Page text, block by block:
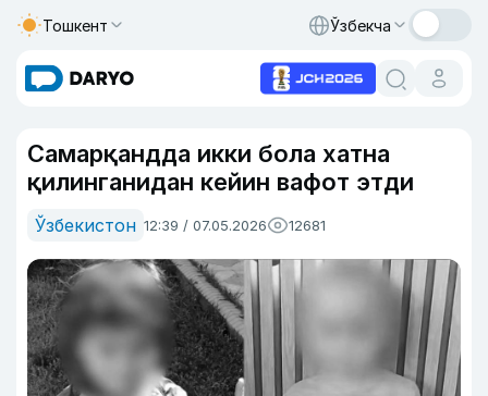
Тошкент Ўзбекча
Самарқандда икки бола хатна
қилинганидан кейин вафот этди
Ўзбекистон 12:39 / 07.05.2026 12681